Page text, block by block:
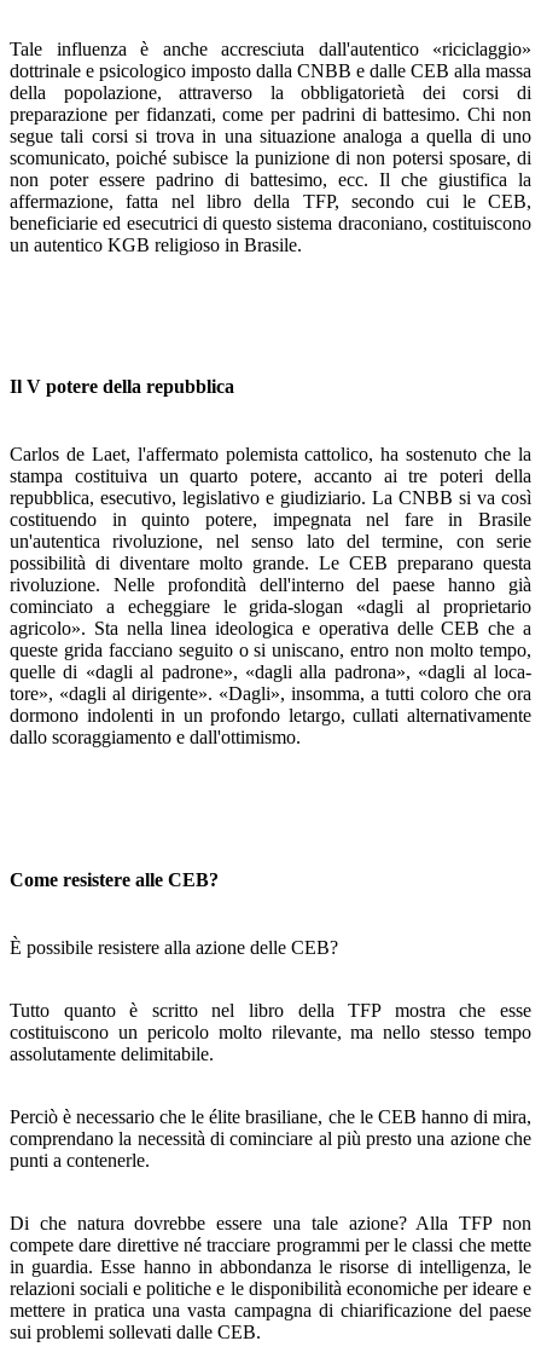
Tale influenza è anche accresciuta dall'autentico «rici­claggio»
dottrinale e psicologico imposto dalla CNBB e dal­le CEB alla massa
della popolazione, attraverso la obbliga­torietà dei corsi di
preparazione per fidanzati, come per pa­drini di battesimo. Chi non
segue tali corsi si trova in una situazione analoga a quella di uno
scomunicato, poiché su­bisce la punizione di non potersi sposare, di
non poter essere padrino di battesimo, ecc. Il che giustifica la
affermazione, fatta nel libro della TFP, secondo cui le CEB,
beneficiarie ed esecutrici di questo sistema draconiano, costituiscono
un autentico KGB religioso in Brasile.
Il V potere della repubblica
Carlos de Laet, l'affermato polemista cattolico, ha soste­nuto che la
stampa costituiva un quarto potere, accanto ai tre poteri della
repubblica, esecutivo, legislativo e giudizia­rio. La CNBB si va così
costituendo in quinto potere, impe­gnata nel fare in Brasile
un'autentica rivoluzione, nel senso lato del termine, con serie
possibilità di diventare molto grande. Le CEB preparano questa
rivoluzione. Nelle pro­fondità dell'interno del paese hanno già
cominciato a echeg­giare le grida-slogan «dagli al proprietario
agricolo». Sta nel­la linea ideologica e operativa delle CEB che a
queste grida facciano seguito o si uniscano, entro non molto tempo,
quel­le di «dagli al padrone», «dagli alla padrona», «dagli al loca­
tore», «dagli al dirigente». «Dagli», insomma, a tutti coloro che ora
dormono indolenti in un profondo letargo, cullati alternativamente
dallo scoraggiamento e dall'ottimismo.
Come resistere alle CEB?
È possibile resistere alla azione delle CEB?
Tutto quanto è scritto nel libro della TFP mostra che esse
costituiscono un pericolo molto rilevante, ma nello stesso tempo
assolutamente delimitabile.
Perciò è necessario che le élite brasiliane, che le CEB han­no di mira,
comprendano la necessità di cominciare al più presto una azione che
punti a contenerle.
Di che natura dovrebbe essere una tale azione? Alla TFP non
compete dare direttive né tracciare programmi per le classi che mette
in guardia. Esse hanno in abbondanza le risorse di intelligenza, le
relazioni sociali e politiche e le di­sponibilità economiche per ideare e
mettere in pratica una vasta campagna di chiarificazione del paese
sui problemi sollevati dalle CEB.